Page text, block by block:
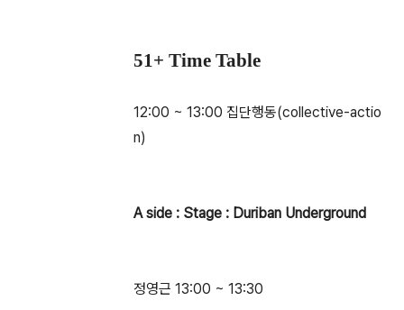
51+ Time Table
12:00 ~ 13:00 집단행동(collective-actio
n)
A side : Stage : Duriban Underground
정영근 13:00 ~ 13:30